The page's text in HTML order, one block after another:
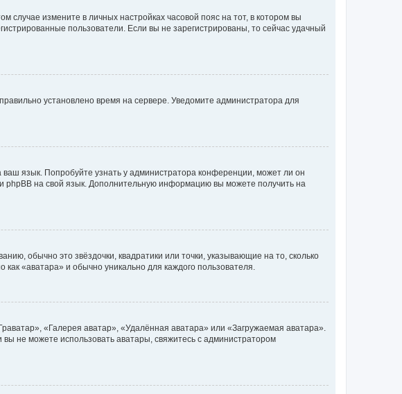
случае измените в личных настройках часовой пояс на тот, в котором вы
пользователи. Если вы не зарегистрированы, то сейчас удачный
установлено время на сервере. Уведомите администратора для
язык. Попробуйте узнать у администратора конференции, может ли он
phpBB на свой язык. Дополнительную информацию вы можете получить на
обычно это звёздочки, квадратики или точки, указывающие на то, сколько
«аватара» и обычно уникально для каждого пользователя.
«Галерея аватар», «Удалённая аватара» или «Загружаемая аватара».
не можете использовать аватары, свяжитесь с администратором